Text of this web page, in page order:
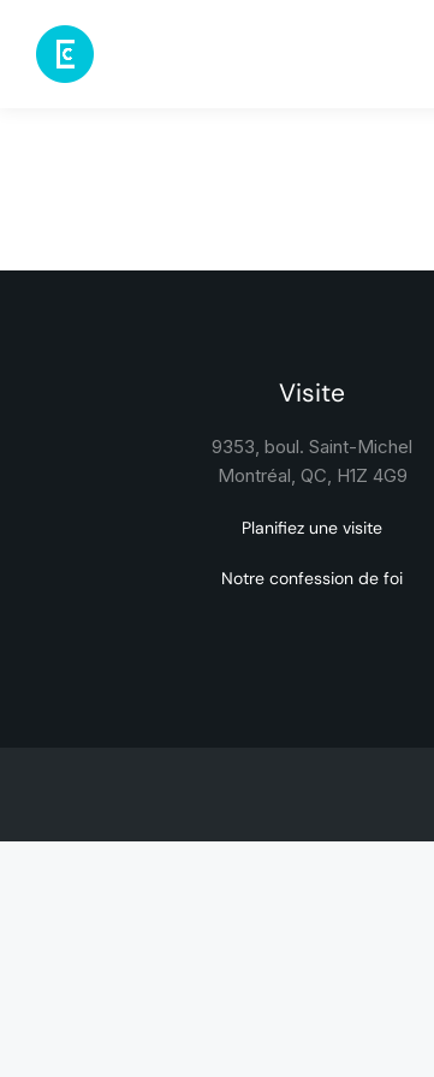
Visite
9353, boul. Saint-Michel
Montréal, QC, H1Z 4G9
Planifiez une visite
Notre confession de foi